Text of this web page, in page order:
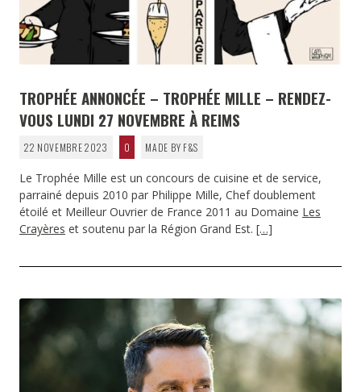
TROPHÉE ANNONCÉE – TROPHÉE MILLE – RENDEZ-
VOUS LUNDI 27 NOVEMBRE À REIMS
22 NOVEMBRE 2023 0 MADE BY F&S
Le Trophée Mille est un concours de cuisine et de service,
parrainé depuis 2010 par Philippe Mille, Chef doublement
étoilé et Meilleur Ouvrier de France 2011 au Domaine Les
Crayères et soutenu par la Région Grand Est. […]